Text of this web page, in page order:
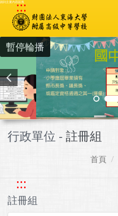
跳到主要內容區塊
:::
暫停輪播
行政單位 - 註冊組
首頁
:::
註冊組